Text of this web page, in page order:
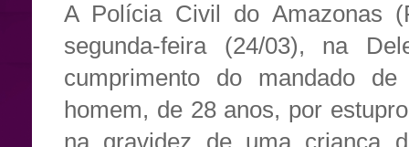
A Polícia Civil do Amazonas
segunda-feira (24/03), na
cumprimento do mandado
homem, de 28 anos, por
na gravidez de uma criança